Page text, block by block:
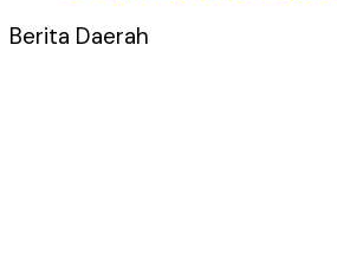
Berita Daerah